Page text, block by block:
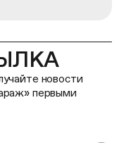
новости
первыми